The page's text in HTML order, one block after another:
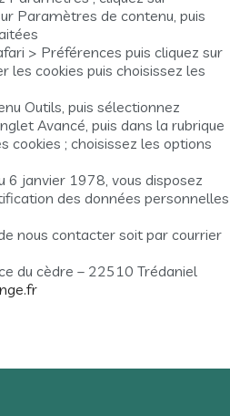
Paramètres de contenu, puis
> Préférences puis cliquez sur
les cookies puis choisissez les
Outils, puis sélectionnez
Avancé, puis dans la rubrique
cookies ; choisissez les options
6 janvier 1978, vous disposez
des données personnelles
nous contacter soit par courrier
du cèdre – 22510 Trédaniel